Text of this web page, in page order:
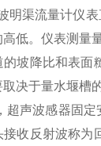
明渠流量计仪
低。仪表测量
的坡降比和表面
决于量水堰槽
声波感器固定
接收反射波称为